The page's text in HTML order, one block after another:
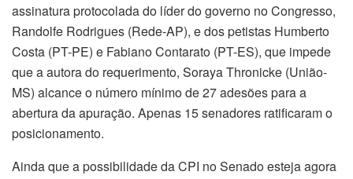
assinatura protocolada do líder do governo no Congresso,
Randolfe Rodrigues (Rede-AP), e dos petistas Humberto
Costa (PT-PE) e Fabiano Contarato (PT-ES), que impede
que a autora do requerimento, Soraya Thronicke (União-
MS) alcance o número mínimo de 27 adesões para a
abertura da apuração. Apenas 15 senadores ratificaram o
posicionamento.
Ainda que a possibilidade da CPI no Senado esteja agora